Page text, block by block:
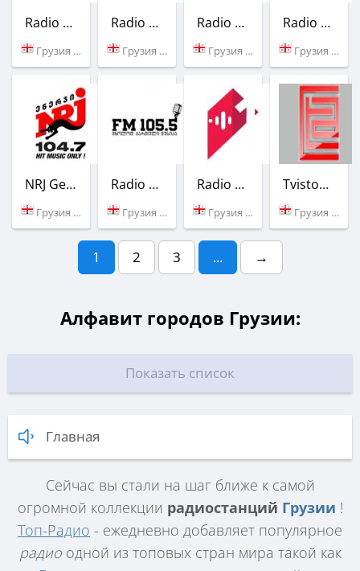
Radio Fortuna
Грузия (106.9 FM)
Radio Batumi
Грузия (93.7 FM)
Radio Ar Daidardo
Грузия (101.9 FM)
Radio Dzveli Kalaki
Грузия (107.9 FM)
NRJ Georgia
Грузия (104.7 FM)
Radio Rioni
Грузия (105.5 FM)
Radio 1 (Georgia)
Грузия (102.4 FM)
Tvistomi Radio
Грузия (Тбилиси)
1 2 3 ... →
Алфавит городов Грузии:
Показать список
Главная
Сейчас вы стали на шаг ближе к самой
огромной коллекции радиостанций Грузии !
Топ-Радио - ежедневно добавляет популярное
радиоодной из топовых стран мира такой как